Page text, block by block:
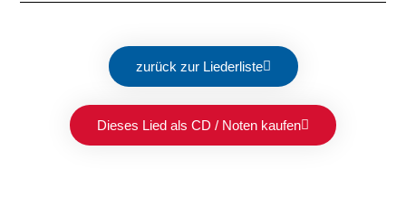
zurück zur Liederliste
Dieses Lied als CD / Noten kaufen